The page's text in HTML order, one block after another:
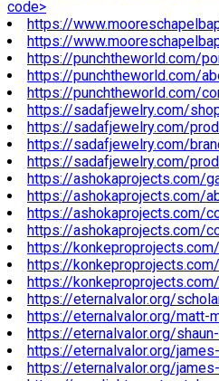
code>
https://
https://
https://punchtheworld.com/
https://punchtheworld.com/
https://punchtheworld.com/
https://sadafjewelry.com/
https://sadafjewelry.com/
https://sadafjewelry.com/
https://sadafjewelry.com/
https://ashokaprojects.com/
https://ashokaprojects.com/
https://ashokaprojects.com/
https://ashokaprojects.com/
https://
https://
https://
https://eternalvalor.org/
https://eternalvalor.org/matt-
https://eternalvalor.org/
https://eternalvalor.org/
https://eternalvalor.org/